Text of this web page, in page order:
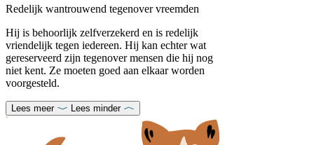
Redelijk wantrouwend tegenover vreemden
Hij is behoorlijk zelfverzekerd en is redelijk
vriendelijk tegen iedereen. Hij kan echter wat
gereserveerd zijn tegenover mensen die hij nog
niet kent. Ze moeten goed aan elkaar worden
voorgesteld.
Lees meer Lees minder